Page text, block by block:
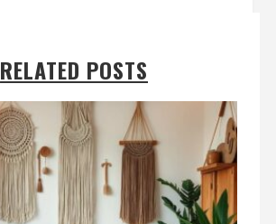
RELATED POSTS